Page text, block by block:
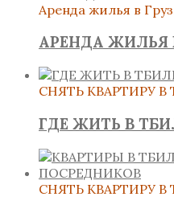
Аренда жилья в
АРЕНДА ЖИЛЬЯ
СНЯТЬ КВАРТИРУ
ГДЕ ЖИТЬ В
СНЯТЬ КВАРТИРУ